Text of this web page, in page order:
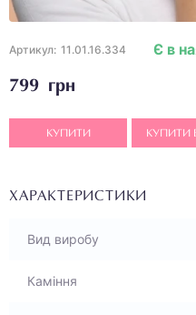
Артикул: 11.01.16.334
799 грн
Є в
КУПИТИ КУПИТИ
ХАРАКТЕРИСТИКИ
Вид виробу
Каміння